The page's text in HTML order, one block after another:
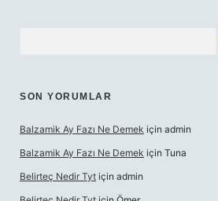
SON YORUMLAR
Balzamik Ay Fazı Ne Demek için admin
Balzamik Ay Fazı Ne Demek için Tuna
Belirteç Nedir Tyt için admin